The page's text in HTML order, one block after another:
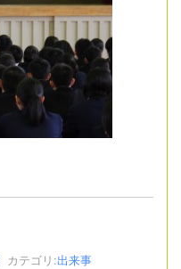
カテゴリ:出来事